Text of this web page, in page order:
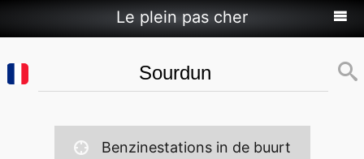
Le plein pas cher
Benzinestations in de buurt